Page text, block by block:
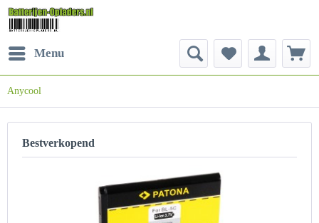
Menu
Anycool
Bestverkopend